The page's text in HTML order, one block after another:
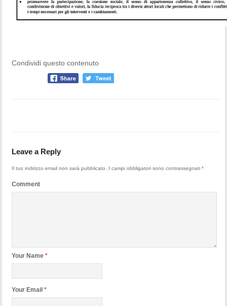
Condividi questo contenuto
Leave a Reply
Il tuo indirizzo email non sarà pubblicato. I campi obbligatori sono contrassegnati*
Comment
Your Name*
Your Email*